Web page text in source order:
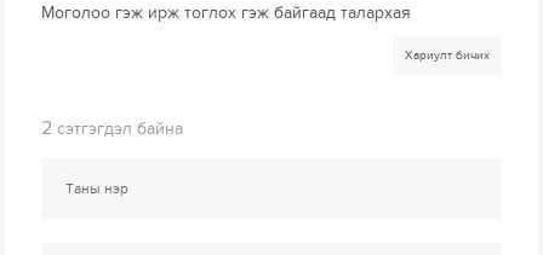
Моголоо гэж ирж тоглох гэж байгаад талархая
Хариулт бичих
2 сэтгэгдэл байна